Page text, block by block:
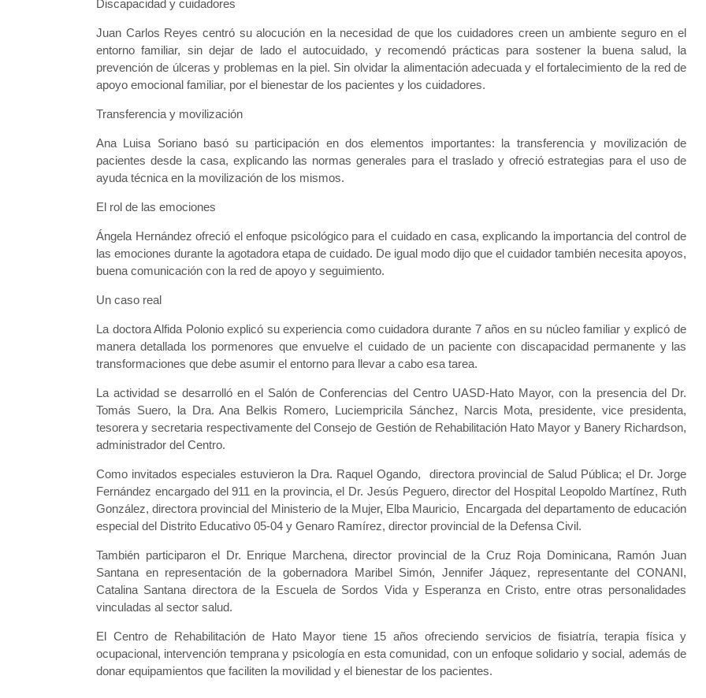
Discapacidad y cuidadores
Juan Carlos Reyes centró su alocución en la necesidad de que los cuidadores creen un ambiente seguro en el
entorno familiar, sin dejar de lado el autocuidado, y recomendó prácticas para sostener la buena salud, la
prevención de úlceras y problemas en la piel. Sin olvidar la alimentación adecuada y el fortalecimiento de la red de
apoyo emocional familiar, por el bienestar de los pacientes y los cuidadores.
Transferencia y movilización
Ana Luisa Soriano basó su participación en dos elementos importantes: la transferencia y movilización de
pacientes desde la casa, explicando las normas generales para el traslado y ofreció estrategias para el uso de
ayuda técnica en la movilización de los mismos.
El rol de las emociones
Ángela Hernández ofreció el enfoque psicológico para el cuidado en casa, explicando la importancia del control de
las emociones durante la agotadora etapa de cuidado. De igual modo dijo que el cuidador también necesita apoyos,
buena comunicación con la red de apoyo y seguimiento.
Un caso real
La doctora Alfida Polonio explicó su experiencia como cuidadora durante 7 años en su núcleo familiar y explicó de
manera detallada los pormenores que envuelve el cuidado de un paciente con discapacidad permanente y las
transformaciones que debe asumir el entorno para llevar a cabo esa tarea.
La actividad se desarrolló en el Salón de Conferencias del Centro UASD-Hato Mayor, con la presencia del Dr.
Tomás Suero, la Dra. Ana Belkis Romero, Luciempricila Sánchez, Narcis Mota, presidente, vice presidenta,
tesorera y secretaria respectivamente del Consejo de Gestión de Rehabilitación Hato Mayor y Banery Richardson,
administrador del Centro.
Como invitados especiales estuvieron la Dra. Raquel Ogando, directora provincial de Salud Pública; el Dr. Jorge
Fernández encargado del 911 en la provincia, el Dr. Jesús Peguero, director del Hospital Leopoldo Martínez, Ruth
González, directora provincial del Ministerio de la Mujer, Elba Mauricio, Encargada del departamento de educación
especial del Distrito Educativo 05-04 y Genaro Ramírez, director provincial de la Defensa Civil.
También participaron el Dr. Enrique Marchena, director provincial de la Cruz Roja Dominicana, Ramón Juan
Santana en representación de la gobernadora Maribel Simón, Jennifer Jáquez, representante del CONANI,
Catalina Santana directora de la Escuela de Sordos Vida y Esperanza en Cristo, entre otras personalidades
vinculadas al sector salud.
El Centro de Rehabilitación de Hato Mayor tiene 15 años ofreciendo servicios de fisiatría, terapia física y
ocupacional, intervención temprana y psicología en esta comunidad, con un enfoque solidario y social, además de
donar equipamientos que faciliten la movilidad y el bienestar de los pacientes.